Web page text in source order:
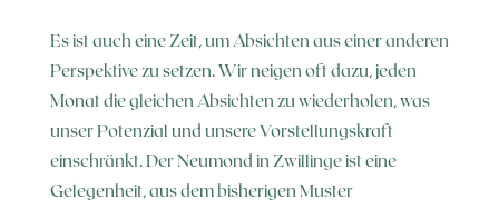
Es ist auch eine Zeit, um Absichten aus einer anderen
Perspektive zu setzen. Wir neigen oft dazu, jeden
Monat die gleichen Absichten zu wiederholen, was
unser Potenzial und unsere Vorstellungskraft
einschränkt. Der Neumond in Zwillinge ist eine
Gelegenheit, aus dem bisherigen Muster